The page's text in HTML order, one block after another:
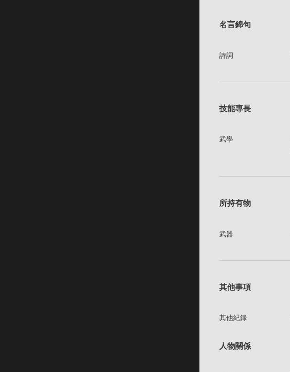
名言錦句
詩詞
技能專長
武學
所持有物
武器
其他事項
其他紀錄
人物關係